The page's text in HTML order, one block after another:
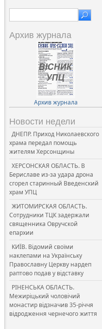
Архив журнала
Архив журнала
Новости недели
ДНЕПР. Приход Николаевского
храма передал помощь
жителям Херсонщины
ХЕРСОНСКАЯ ОБЛАСТЬ. В
Бериславе из-за удара дрона
сгорел старинный Введенский
храм УПЦ
ЖИТОМИРСКАЯ ОБЛАСТЬ.
Сотрудники ТЦК задержали
священника Овручской
епархии
КИЇВ. Відомий своїми
наклепами на Українську
Православну Церкву нардеп
раптово подав у відставку
РІНЕНСЬКА ОБЛАСТЬ.
Межиріцький чоловічий
монастир відзначив 35-річчя
відродження чернечого життя